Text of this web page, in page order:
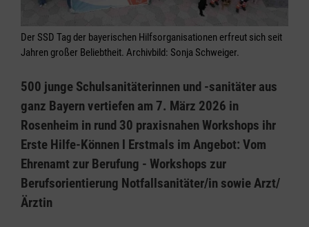
Der SSD Tag der bayerischen Hilfsorganisationen erfreut sich seit
Jahren großer Beliebtheit. Archivbild: Sonja Schweiger.
500 junge Schulsanitäterinnen und -sanitäter aus
ganz Bayern vertiefen am 7. März 2026 in
Rosenheim in rund 30 praxisnahen Workshops ihr
Erste Hilfe-Können l Erstmals im Angebot: Vom
Ehrenamt zur Berufung - Workshops zur
Berufsorientierung Notfallsanitäter/in sowie Arzt/
Ärztin